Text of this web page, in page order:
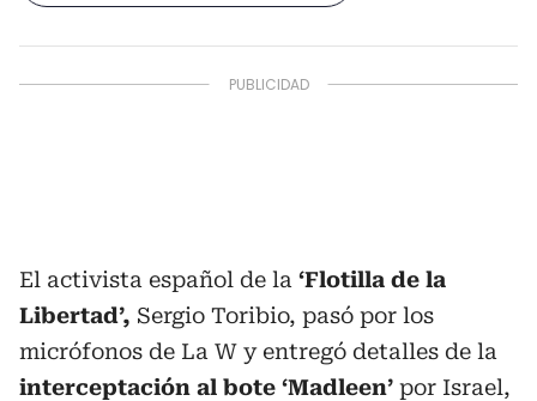
El activista español de la ‘Flotilla de la
Libertad’, Sergio Toribio, pasó por los
micrófonos de La W y entregó detalles de la
interceptación al bote ‘Madleen’ por Israel,